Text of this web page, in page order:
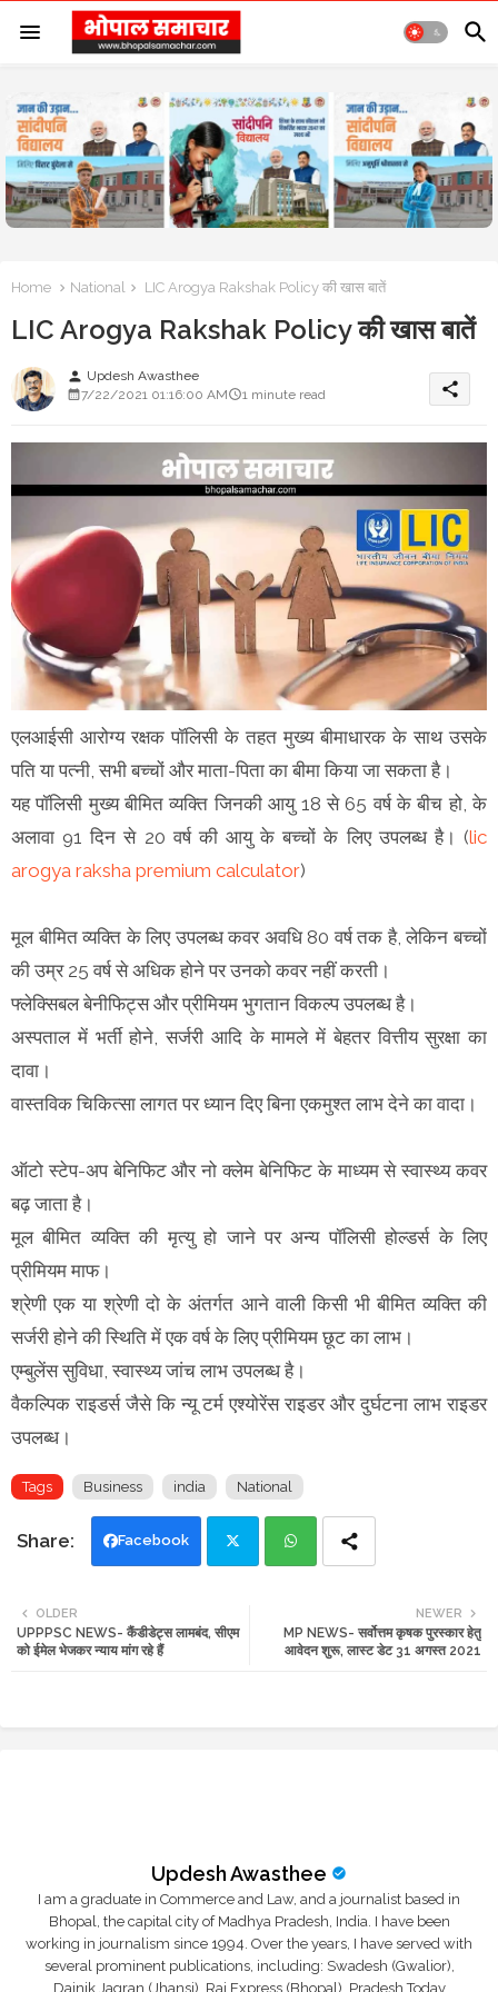
Home National LIC Arogya Rakshak Policy की खास बातें
LIC Arogya Rakshak Policy की खास बातें
person Updesh Awasthee
7/22/2021 01:16:00 AM
1 minute read share
एलआईसी आरोग्य रक्षक पॉलिसी के तहत मुख्य बीमाधारक के साथ उसके
पति या पत्नी, सभी बच्चों और माता-पिता का बीमा किया जा सकता है।
यह पॉलिसी मुख्य बीमित व्यक्ति जिनकी आयु 18 से 65 वर्ष के बीच हो, के
अलावा 91 दिन से 20 वर्ष की आयु के बच्चों के लिए उपलब्ध है। (lic
arogya raksha premium calculator)
मूल बीमित व्यक्ति के लिए उपलब्ध कवर अवधि 80 वर्ष तक है, लेकिन बच्चों
की उम्र 25 वर्ष से अधिक होने पर उनको कवर नहीं करती।
फ्लेक्सिबल बेनीफिट्स और प्रीमियम भुगतान विकल्प उपलब्ध है।
अस्पताल में भर्ती होने, सर्जरी आदि के मामले में बेहतर वित्तीय सुरक्षा का
दावा।
वास्तविक चिकित्सा लागत पर ध्यान दिए बिना एकमुश्त लाभ देने का वादा।
ऑटो स्टेप-अप बेनिफिट और नो क्लेम बेनिफिट के माध्यम से स्वास्थ्य कवर
बढ़ जाता है।
मूल बीमित व्यक्ति की मृत्यु हो जाने पर अन्य पॉलिसी होल्डर्स के लिए
प्रीमियम माफ।
श्रेणी एक या श्रेणी दो के अंतर्गत आने वाली किसी भी बीमित व्यक्ति की
सर्जरी होने की स्थिति में एक वर्ष के लिए प्रीमियम छूट का लाभ।
एम्बुलेंस सुविधा, स्वास्थ्य जांच लाभ उपलब्ध है।
वैकल्पिक राइडर्स जैसे कि न्यू टर्म एश्योरेंस राइडर और दुर्घटना लाभ राइडर
उपलब्ध।
Tags Business india National
Facebook
tte ats
NEWER
MP NEWS- सर्वोत्तम कृषक पुरस्कार हेतु
आवेदन शुरू, लास्ट डेट 31 अगस्त 2021
OLDER
UPPPSC NEWS- कैंडीडेट्स लामबंद, सीएम
को ईमेल भेजकर न्याय मांग रहे हैं
Updesh Awasthee
I am a graduate in Commerce and Law, and a journalist based in
Bhopal, the capital city of Madhya Pradesh, India. I have been
working in journalism since 1994. Over the years, I have served with
several prominent publications, including: Swadesh (Gwalior),
Dainik Jagran (Jhansi), Raj Express (Bhopal), Pradesh Today